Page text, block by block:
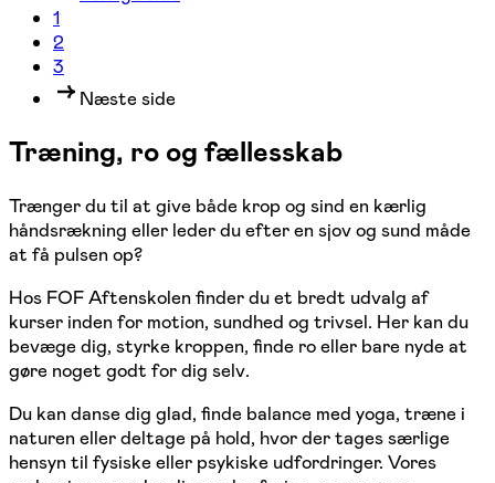
1
2
3
Næste side
Træning, ro og fællesskab
Trænger du til at give både krop og sind en kærlig
håndsrækning eller leder du efter en sjov og sund måde
at få pulsen op?
Hos FOF Aftenskolen finder du et bredt udvalg af
kurser inden for motion, sundhed og trivsel. Her kan du
bevæge dig, styrke kroppen, finde ro eller bare nyde at
gøre noget godt for dig selv.
Du kan danse dig glad, finde balance med yoga, træne i
naturen eller deltage på hold, hvor der tages særlige
hensyn til fysiske eller psykiske udfordringer. Vores